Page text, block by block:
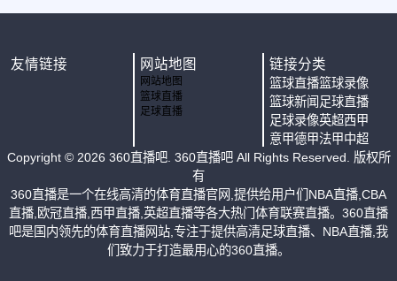
友情链接 网站地图
网站地图
篮球直播
足球直播
链接分类
篮球直播篮球录像
篮球新闻 足球直播
足球录像英超西甲
意甲德甲法甲中超
Copyright © 2026 360直播吧. 360直播吧 All Rights Reserved. 版权所
有
360直播是一个在线高清的体育直播官网,提供给用户们NBA直播,CBA
直播,欧冠直播,西甲直播,英超直播等各大热门体育联赛直播。360直播
吧是国内领先的体育直播网站,专注于提供高清足球直播、NBA直播,我
们致力于打造最用心的360直播。